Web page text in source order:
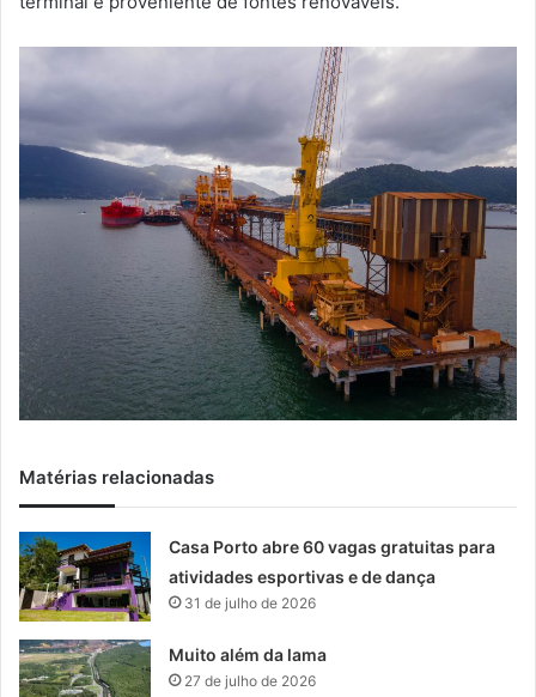
Matérias relacionadas
Casa Porto abre 60 vagas gratuitas para
atividades esportivas e de dança
31 de julho de 2026
Muito além da lama
27 de julho de 2026